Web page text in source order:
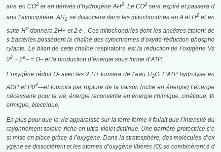
aire en CO2 et en dérivésd’hydrogène AH2. Le CO2 sera expiré et passera d
ans l’atmosphère. AH2 se dissociera dans les mitochondries en A et H2 et en
suite H2donnera 2H+ et 2 e-. Ces mitochondries dont les ancêtres étaient de
s bactéries possèdent la chaîne des cytochromes d’oxydo-réduction phospho
rylante. Le bilan de cette chaîne respiratoire est la réduction de l’oxygène Vz
02 + 2e– = O– et la production d’énergie sous forme d’ATP.
L’oxygène réduit O- avec les 2 H+ formera de l’eau H2O. L’ATP hydrolyse en
ADP et P04—et fournira par rupture de la liaison (riche en énergie) l’énergie
nécessaire pour la vie, énergie reconvertie en énergie chimique, cinétique, th
ermique, électrique,
En plus pour que la vie apparaisse sur la terre ferme il fallait que l’intensité du
rayonnement solaire riche en ultra-violet diminue. Une barrière protectrice s’e
st mise en place grâce à l’oxygène. Dans la stratosphère, des molécules d’ox
ygène se dissocièrent et les atomes d’oxygène libérés (O) se combinèrent à d